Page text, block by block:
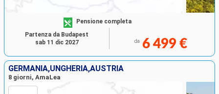
Pensione completa
da 6 499 €
Partenza da Budapest
sab 11 dic 2027
GERMANIA,UNGHERIA,AUSTRIA
8 giorni, AmaLea